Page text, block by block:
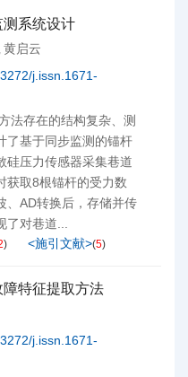
系统设计
, 黄启云
j.issn.1671-
法存在的结构复杂、测
了基于同步监测的锚杆
硅压力传感器采集巷道
获取8根锚杆的受力数
、AD转换后，存储并传
对巷道...
) <施引文献>(5)
特征提取方法
j.issn.1671-